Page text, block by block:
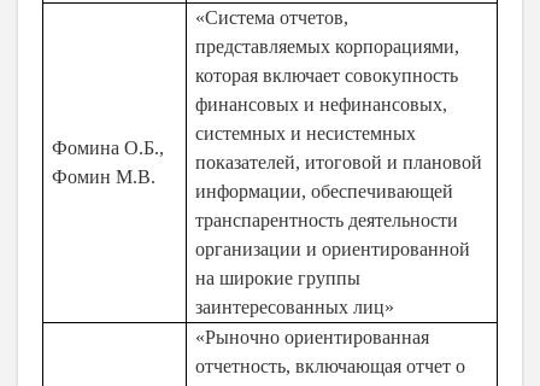
Фомина О.Б.,
Фомин М.В.
«Система отчетов,
представляемых корпорациями,
которая включает совокупность
финансовых и нефинансовых,
системных и несистемных
показателей, итоговой и плановой
информации, обеспечивающей
транспарентность деятельности
организации и ориентированной
на широкие группы
заинтересованных лиц»
«Рыночно ориентированная
отчетность, включающая отчет о